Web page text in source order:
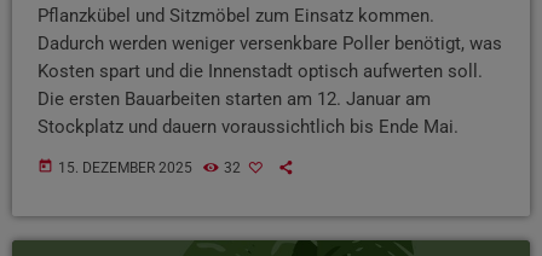
Pflanzkübel und Sitzmöbel zum Einsatz kommen.
Dadurch werden weniger versenkbare Poller benötigt, was
Kosten spart und die Innenstadt optisch aufwerten soll.
Die ersten Bauarbeiten starten am 12. Januar am
Stockplatz und dauern voraussichtlich bis Ende Mai.
today 15. DEZEMBER 2025 32